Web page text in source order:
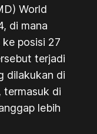
World
di mana
posisi 27
terjadi
dilakukan di
termasuk di
lebih